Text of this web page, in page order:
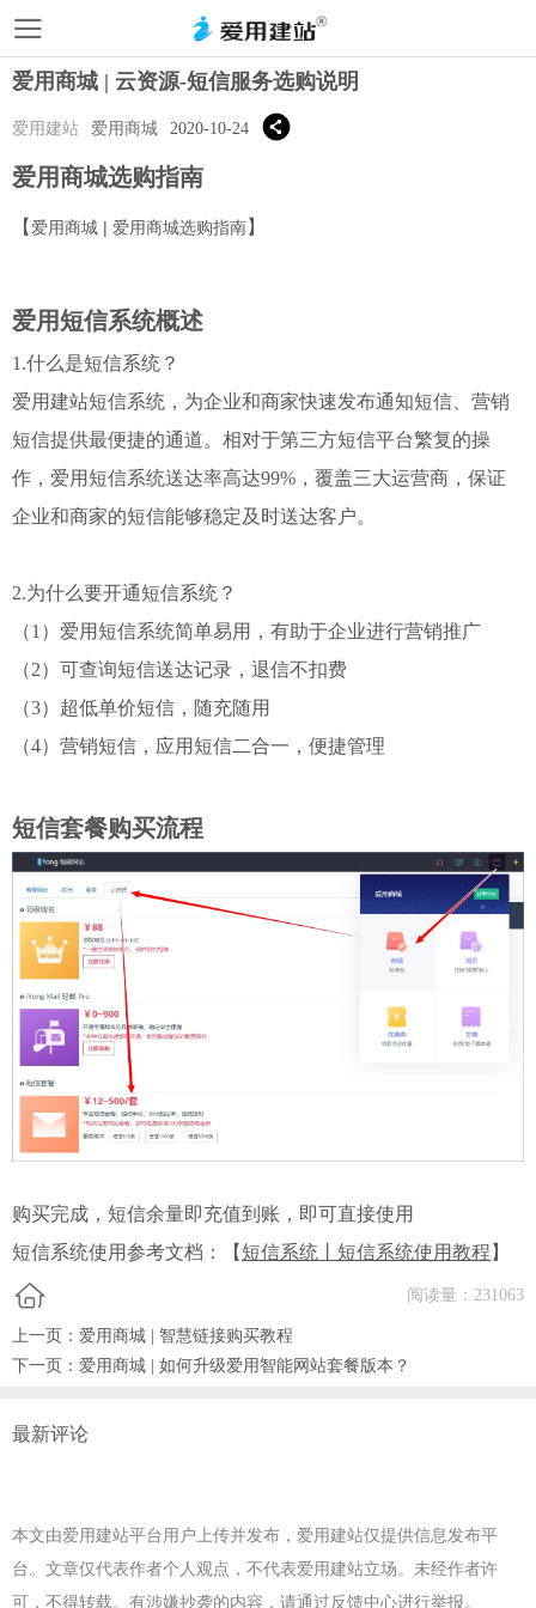
爱用商城 | 云资源-短信服务选购说明
爱用建站 爱用商城 2020-10-24
爱用商城选购指南
【 爱用商城 | 爱用商城选购指南】
爱用短信系统概述
1.什么是短信系统？
爱用建站短信系统，为企业和商家快速发布通知短信、营销
短信提供最便捷的通道。相对于第三方短信平台繁复的操
作，爱用短信系统送达率高达99%，覆盖三大运营商，保证
企业和商家的短信能够稳定及时送达客户。
2.为什么要开通短信系统？
（1）爱用短信系统简单易用，有助于企业进行营销推广
（2）可查询短信送达记录，退信不扣费
（3）超低单价短信，随充随用
（4）营销短信，应用短信二合一，便捷管理
短信套餐购买流程
购买完成，短信余量即充值到账，即可直接使用
短信系统使用参考文档：【短信系统丨短信系统使用教程 】
阅读量： 231063
上一页： 爱用商城 | 智慧链接购买教程
下一页： 爱用商城 | 如何升级爱用智能网站套餐版本？
最新评论
本文由爱用建站平台用户上传并发布，爱用建站仅提供信息发布平
台。文章仅代表作者个人观点，不代表爱用建站立场。未经作者许
可，不得转载。有涉嫌抄袭的内容，请通过 反馈中心进行举报。